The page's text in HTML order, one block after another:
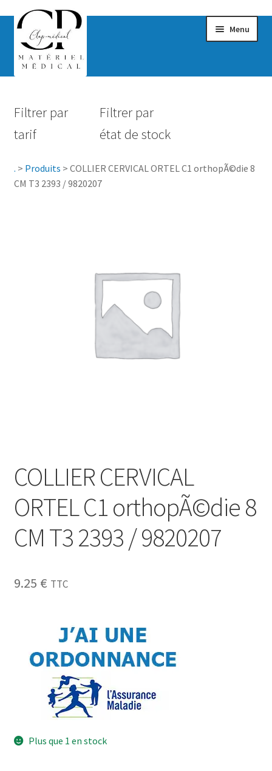
Menu
Hygiène
Filtrer par
tarif
Filtrer par
état de stock
. > Produits > COLLIER CERVICAL ORTEL C1 orthopÃ©die 8
CM T3 2393 / 9820207
COLLIER CERVICAL
ORTEL C1 orthopÃ©die 8
CM T3 2393 / 9820207
9.25 € TTC
Plus que 1 en stock